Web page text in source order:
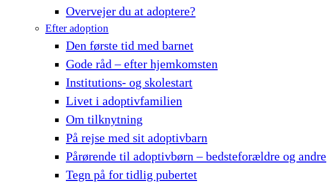
Overvejer du at adoptere?
Efter adoption
Den første tid med barnet
Gode råd – efter hjemkomsten
Institutions- og skolestart
Livet i adoptivfamilien
Om tilknytning
På rejse med sit adoptivbarn
Pårørende til adoptivbørn – bedsteforældre og andre
Tegn på for tidlig pubertet